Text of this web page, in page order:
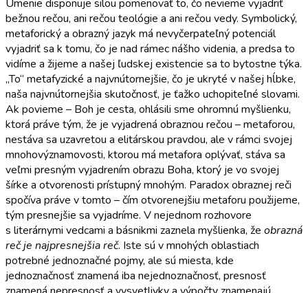
Umenie disponuje silou pomenovať to, čo nevieme vyjadriť
bežnou rečou, ani rečou teológie a ani rečou vedy. Symbolický,
metaforický a obrazný jazyk má nevyčerpateľný potenciál
vyjadriť sa k tomu, čo je nad rámec nášho videnia, a predsa to
vidíme a žijeme a našej ľudskej existencie sa to bytostne týka.
„To“ metafyzické a najvnútornejšie, čo je ukryté v našej hĺbke,
naša najvnútornejšia skutočnosť, je ťažko uchopiteľné slovami.
Ak povieme – Boh je cesta, ohlásili sme ohromnú myšlienku,
ktorá práve tým, že je vyjadrená obraznou rečou – metaforou,
nestáva sa uzavretou a elitárskou pravdou, ale v rámci svojej
mnohovýznamovosti, ktorou má metafora oplývať, stáva sa
veľmi presným vyjadrením obrazu Boha, ktorý je vo svojej
šírke a otvorenosti prístupný mnohým. Paradox obraznej reči
spočíva práve v tomto – čím otvorenejšiu metaforu použijeme,
tým presnejšie sa vyjadríme. V nejednom rozhovore
s literárnymi vedcami a básnikmi zaznela myšlienka, že obrazná
reč je najpresnejšia reč. Iste sú v mnohých oblastiach
potrebné jednoznačné pojmy, ale sú miesta, kde
jednoznačnosť znamená iba nejednoznačnosť, presnosť